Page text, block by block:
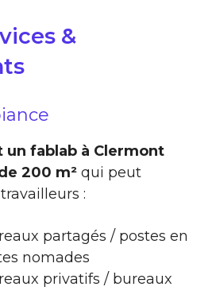
&
un fablab à Clermont
200 m² qui peut
:
partagés / postes en
nomades
privatifs / bureaux